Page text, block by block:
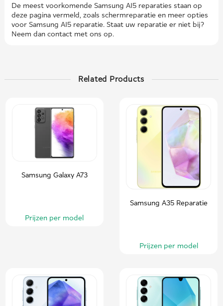
De meest voorkomende Samsung A15 reparaties staan ​​op
deze pagina vermeld, zoals schermreparatie en meer opties
voor Samsung A15 reparatie. Staat uw reparatie er niet bij?
Neem dan contact met ons op.
Related Products
Samsung Galaxy A73
Prijzen per model
Samsung A35 Reparatie
Prijzen per model